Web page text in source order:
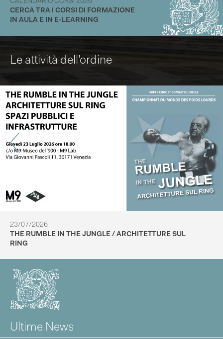
CERCA TRA I CORSI DI FORMAZIONE
IN AULA E IN E-LEARNING
Le attività dell’ordine
23/07/2026
THE RUMBLE IN THE JUNGLE / ARCHITETTURE SUL
RING
Ultime News